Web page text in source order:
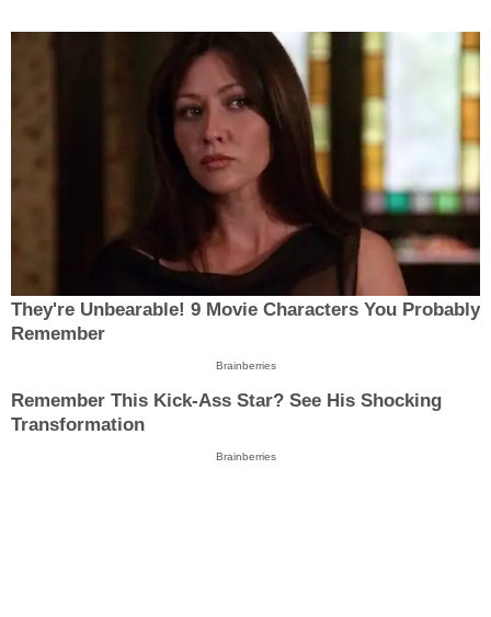
They're Unbearable! 9 Movie Characters You Probably
Remember
Brainberries
Remember This Kick-Ass Star? See His Shocking
Transformation
Brainberries